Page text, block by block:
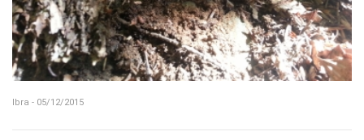
Ibra - 05/12/2015